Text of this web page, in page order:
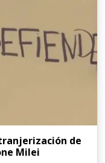
de
Milei